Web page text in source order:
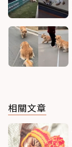
相關文章